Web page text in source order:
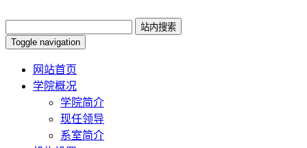
Toggle navigation
网站首页
学院概况
学院简介
现任领导
系室简介